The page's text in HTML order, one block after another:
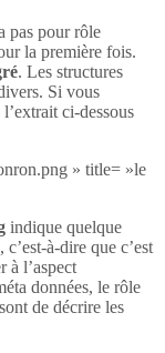
pas pour rôle
la première fois.
. Les structures
Si vous
ci-dessous
» title= »le
indique quelque
à-dire que c’est
à l’aspect
données, le rôle
de décrire les